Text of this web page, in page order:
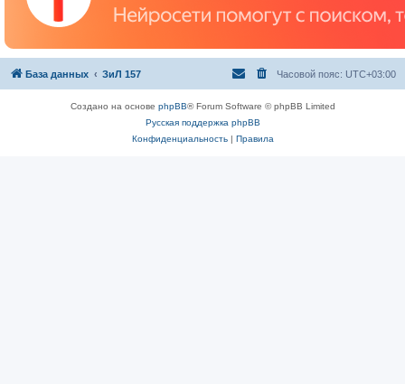
База данных ЗиЛ 157 Часовой пояс: UTC+03:00
Создано на основе phpBB® Forum Software © phpBB Limited
Русская поддержка phpBB
Конфиденциальность| Правила